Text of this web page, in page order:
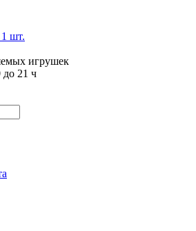
шт.
игрушек
до 21 ч